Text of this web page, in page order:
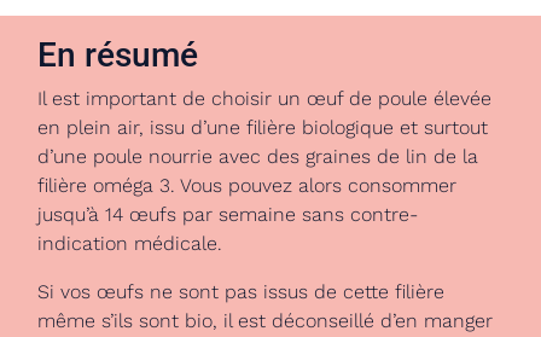
En résumé
Il est important de choisir un œuf de poule élevée
en plein air, issu d’une filière biologique et surtout
d’une poule nourrie avec des graines de lin de la
filière oméga 3. Vous pouvez alors consommer
jusqu’à 14 œufs par semaine sans contre-
indication médicale.
Si vos œufs ne sont pas issus de cette filière
même s’ils sont bio, il est déconseillé d’en manger